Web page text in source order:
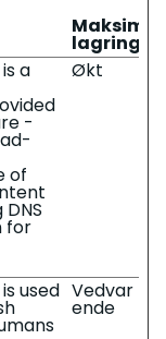
Maksimal
a
-
of
for
Økt
used Vedvar
ende